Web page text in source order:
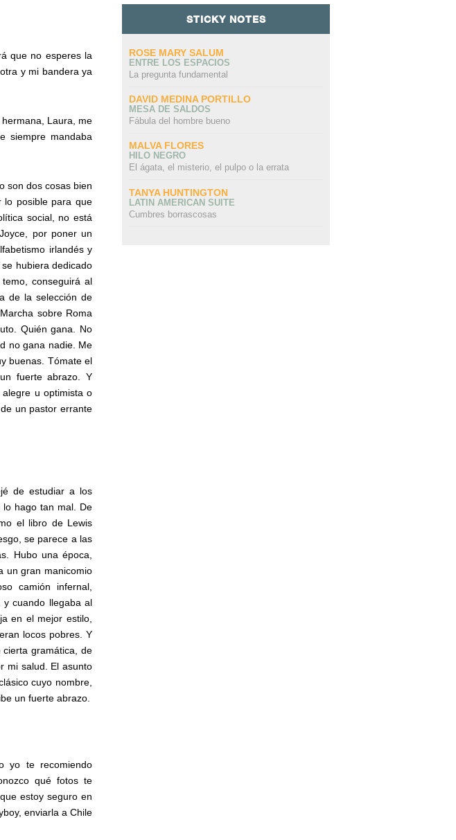
que no esperes la
y mi bandera ya
Laura, me
siempre mandaba
son dos cosas bien
lo posible para que
social, no está
por poner un
irlandés y
hubiera dedicado
conseguirá al
de la selección de
sobre Roma
Quién gana. No
no gana nadie. Me
buenas. Tómate el
fuerte abrazo. Y
u optimista o
un pastor errante
de estudiar a los
hago tan mal. De
el libro de Lewis
se parece a las
Hubo una época,
un gran manicomio
camión infernal,
cuando llegaba al
en el mejor estilo,
locos pobres. Y
gramática, de
mi salud. El asunto
cuyo nombre,
un fuerte abrazo.
yo te recomiendo
qué fotos te
estoy seguro en
enviarla a Chile
STICKY NOTES
ROSE MARY SALUM
ENTRE LOS ESPACIOS
La pregunta fundamental
DAVID MEDINA PORTILLO
MESA DE SALDOS
Fábula del hombre bueno
MALVA FLORES
HILO NEGRO
El ágata, el misterio, el pulpo o la errata
TANYA HUNTINGTON
LATIN AMERICAN SUITE
Cumbres borrascosas